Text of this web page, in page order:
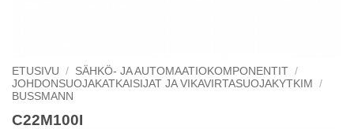
ETUSIVU / SÄHKÖ- JA AUTOMAATIOKOMPONENTIT /
JOHDONSUOJAKATKAISIJAT JA VIKAVIRTASUOJAKYTKIM
/
BUSSMANN
C22M100I